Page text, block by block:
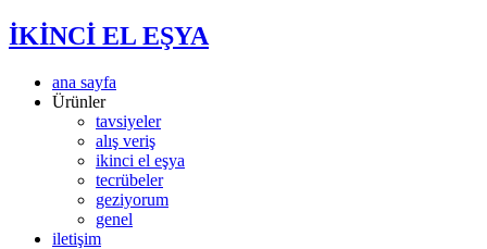
İKİNCİ EL EŞYA
ana sayfa
Ürünler
tavsiyeler
alış veriş
ikinci el eşya
tecrübeler
geziyorum
genel
iletişim